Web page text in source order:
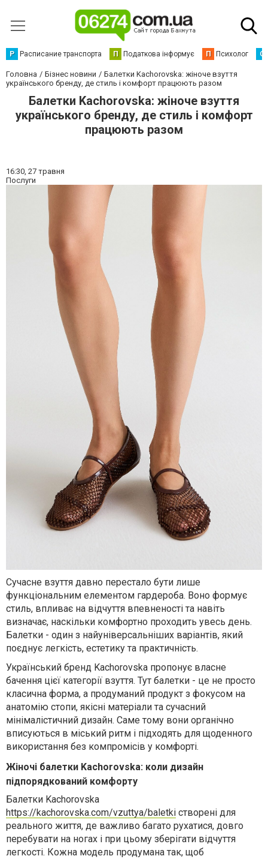
Р Расписание транспорта П Податкова інформує П Психолог С
Головна Бізнес новини
Балетки Kachorovska: жіноче взуття
українського бренду, де стиль і комфорт працюють разом
Балетки Kachorovska: жіноче взуття
українського бренду, де стиль і комфорт
працюють разом
16:30, 27 травня
Послуги
Сучасне взуття давно перестало бути лише
функціональним елементом гардероба. Воно формує
стиль, впливає на відчуття впевненості та навіть
визначає, наскільки комфортно проходить увесь день.
Балетки - один з найуніверсальніших варіантів, який
поєднує легкість, естетику та практичність.
Український бренд Kachorovska пропонує власне
бачення цієї категорії взуття. Тут балетки - це не просто
класична форма, а продуманий продукт з фокусом на
анатомію стопи, якісні матеріали та сучасний
мінімалістичний дизайн. Саме тому вони органічно
вписуються в міський ритм і підходять для щоденного
використання без компромісів у комфорті.
Жіночі балетки Kachorovska: коли дизайн
підпорядкований комфорту
Балетки Kachorovska
https://kachorovska.com/vzuttya/baletki створені для
реального життя, де важливо багато рухатися, довго
перебувати на ногах і при цьому зберігати відчуття
легкості. Кожна модель продумана так, щоб